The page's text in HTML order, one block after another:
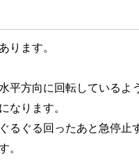
ります。
方向に回転しているよ
なります。
ぐる回ったあと急停止
。